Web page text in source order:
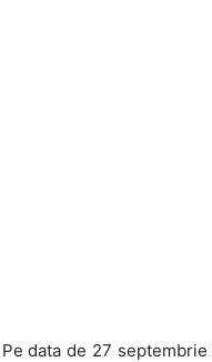
Pe data de 27